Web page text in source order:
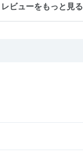
レビューをもっと見る